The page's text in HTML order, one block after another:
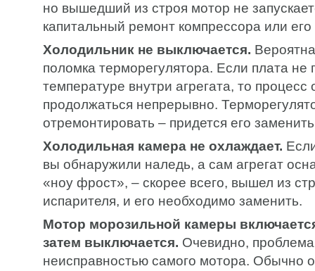
но вышедший из строя мотор не
капитальный ремонт компрессора или
Холодильник не выключается.
поломка терморегулятора. Если плата не
температуре внутри агрегата, то
продолжаться непрерывно.
отремонтировать – придется его
Холодильная камера не охлаждает.
вы обнаружили наледь, а сам агрегат
«ноу фрост», – скорее всего, вышел из
испарителя, и его необходимо заменить.
Мотор морозильной камеры
затем выключается. Очевидно,
неисправностью самого мотора. Обычно